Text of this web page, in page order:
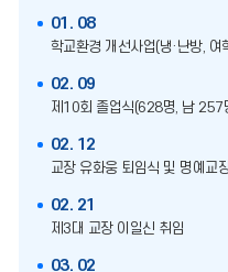
01. 08
학교환경 개선사업(냉·난방,
02. 09
제10회 졸업식(628명, 남 257
02. 12
교장 유화웅 퇴임식 및 명예교
02. 21
제3대 교장 이일신 취임
03. 02